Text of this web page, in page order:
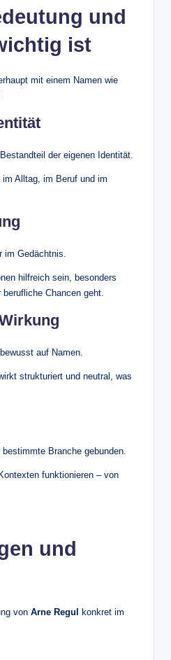
und
ist
mit einem Namen wie
der eigenen Identität.
Alltag, im Beruf und im
im Gedächtnis.
hilfreich sein, besonders
Chancen geht.
auf Namen.
strukturiert und neutral, was
Branche gebunden.
funktionieren – von
und
von Arne Regul konkret im